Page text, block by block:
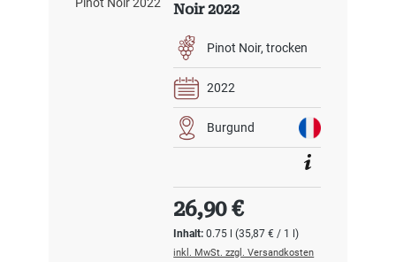
Noir 2022
Pinot Noir trocken
2022
Burgund
Inhalt:0.75 l(35,87 € / 1 l)
Regulärer Preis:
26,90 €
inkl. MwSt. zzgl. Versandkosten